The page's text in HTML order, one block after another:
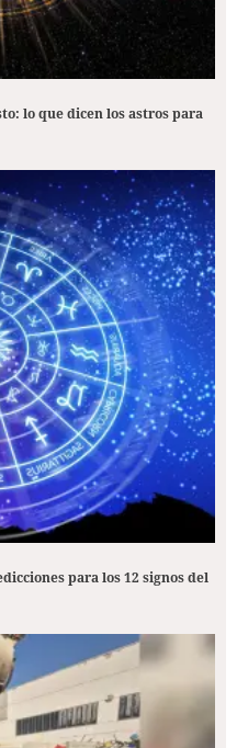
lo que dicen los astros para
para los 12 signos del